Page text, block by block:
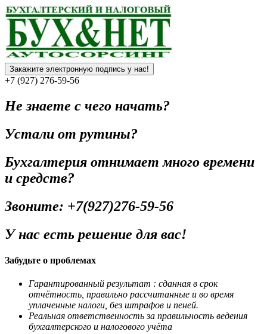
Закажите электронную подпись у нас!
+7 (927) 276-59-56
Не знаете с чего начать?
Устали от рутины?
Бухгалтерия отнимает много времени
и средств?
Звоните: +7(927)276-59-56
У нас есть решение для вас!
Забудьте о проблемах
Гарантированный результат : сданная в срок
отчётность, правильно рассчитанные и во время
уплаченные налоги, без штрафов и пеней.
Реальная ответственность за правильность ведения
бухгалтерского и налогового учёта